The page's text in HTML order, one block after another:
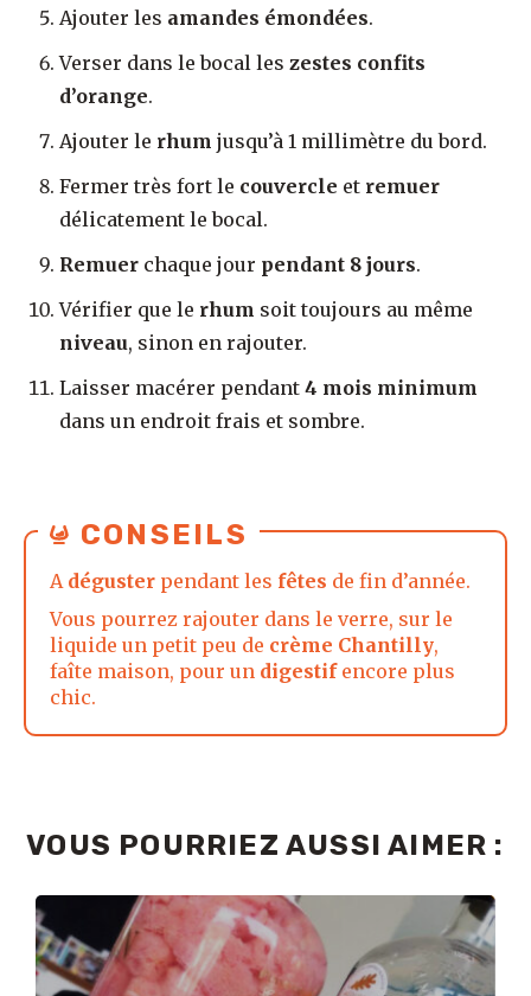
Ajouter les amandes émondées.
Verser dans le bocal les zestes confits
d’orange.
Ajouter le rhum jusqu’à 1 millimètre du bord.
Fermer très fort le couvercle et remuer
délicatement le bocal.
Remuer chaque jour pendant 8 jours.
Vérifier que le rhum soit toujours au même
niveau, sinon en rajouter.
Laisser macérer pendant 4 mois minimum
dans un endroit frais et sombre.
CONSEILS
A déguster pendant les fêtes de fin d’année.
Vous pourrez rajouter dans le verre, sur le
liquide un petit peu de crème Chantilly,
faîte maison, pour un digestifencore plus
chic.
VOUS POURRIEZ AUSSI AIMER :